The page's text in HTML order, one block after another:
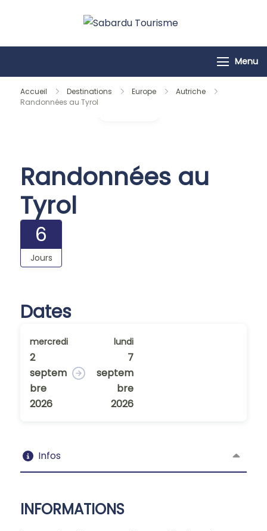
Tourisme
Menu
Accueil Destinations Europe
Autriche
Randonnées au Tyrol
Randonnées au
Tyrol
6
Jours
Dates
mercredi
2
septem
bre
2026
lundi
7
septem
bre
2026
Infos
INFORMATIONS